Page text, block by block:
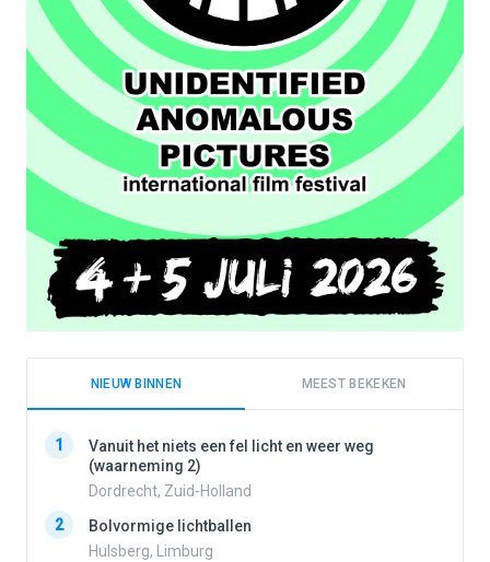
NIEUW BINNEN MEEST BEKEKEN
1
Vanuit het niets een fel licht en weer weg
(waarneming 2)
Dordrecht, Zuid-Holland
2
Bolvormige lichtballen
Hulsberg, Limburg